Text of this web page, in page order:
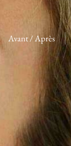
Avant / Après